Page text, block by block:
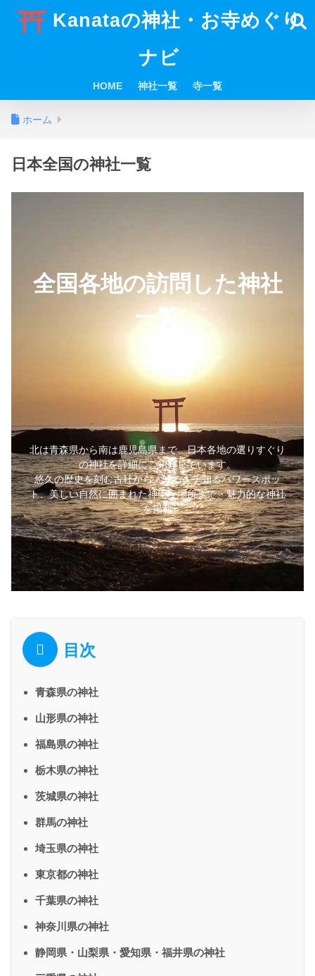
Kanataの神社・お寺めぐり
ナビ
HOME 神社一覧 寺一覧
ホーム
日本全国の神社一覧
全国各地の訪問した神社
一覧
北は青森県から南は鹿児島県まで、日本各地の選りすぐり
の神社を詳細にご紹介しています。
悠久の歴史を刻む古社から、知る人ぞ知るパワースポッ
ト、美しい自然に囲まれた神聖な場所まで、魅力的な神社
を掲載
目次
青森県の神社
山形県の神社
福島県の神社
栃木県の神社
茨城県の神社
群馬の神社
埼玉県の神社
東京都の神社
千葉県の神社
神奈川県の神社
静岡県・山梨県・愛知県・福井県の神社